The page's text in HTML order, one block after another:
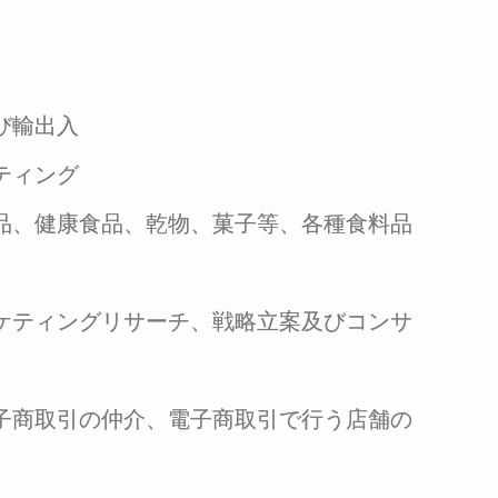
輸出入
ィング
健康食品、乾物、菓子等、各種食料品
ィングリサーチ、戦略立案及びコンサ
取引の仲介、電子商取引で行う店舗の